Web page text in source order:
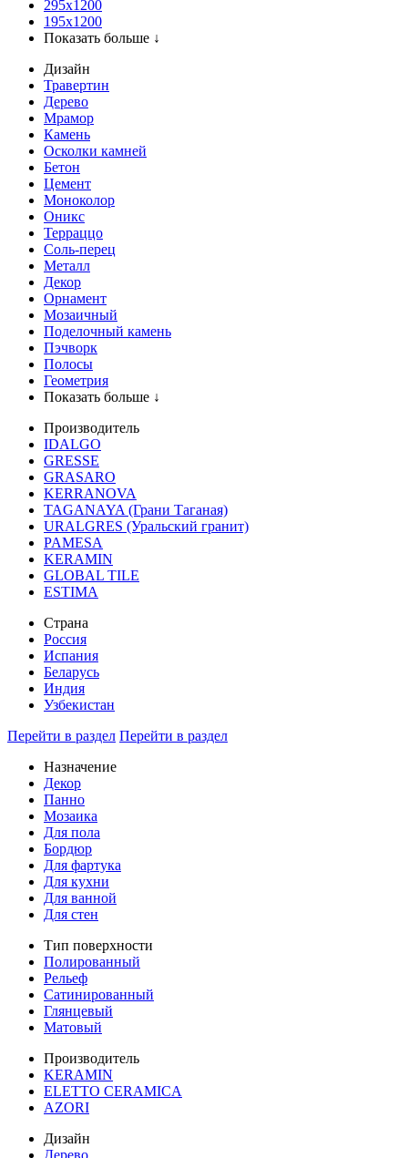
295х1200
195х1200
Показать больше ↓
Дизайн
Травертин
Дерево
Мрамор
Камень
Осколки камней
Бетон
Цемент
Моноколор
Оникс
Терраццо
Соль-перец
Металл
Декор
Орнамент
Мозаичный
Поделочный камень
Пэчворк
Полосы
Геометрия
Показать больше ↓
Производитель
IDALGO
GRESSE
GRASARO
KERRANOVA
TAGANAYA (Грани Таганая)
URALGRES (Уральский гранит)
PAMESA
KERAMIN
GLOBAL TILE
ESTIMA
Страна
Россия
Испания
Беларусь
Индия
Узбекистан
Перейти в раздел Перейти в раздел
Назначение
Декор
Панно
Мозаика
Для пола
Бордюр
Для фартука
Для кухни
Для ванной
Для стен
Тип поверхности
Полированный
Рельеф
Сатинированный
Глянцевый
Матовый
Производитель
KERAMIN
ELETTO CERAMICA
AZORI
Дизайн
Дерево